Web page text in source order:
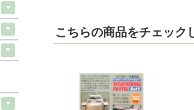
こちらの商品をチェック